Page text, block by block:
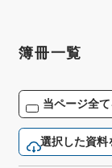
簿冊一覧
当ページ全
選択した資料